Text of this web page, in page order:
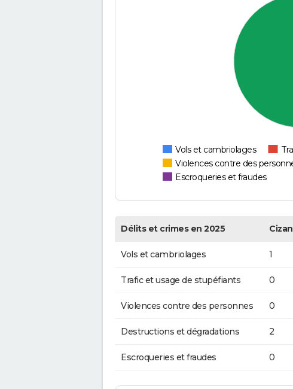
Vols et cambriolages
Violences contre des
Escroqueries et fraudes
Délits et crimes en 2025
Vols et cambriolages 1
Trafic et usage de stupéfiants 0
Violences contre des personnes 0
Destructions et dégradations 2
Escroqueries et fraudes 0